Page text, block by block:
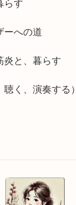
らす
ーへの道
炎と、暮らす
く、演奏する）